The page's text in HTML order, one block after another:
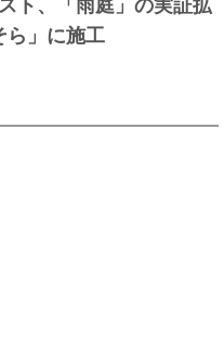
ら」に施工